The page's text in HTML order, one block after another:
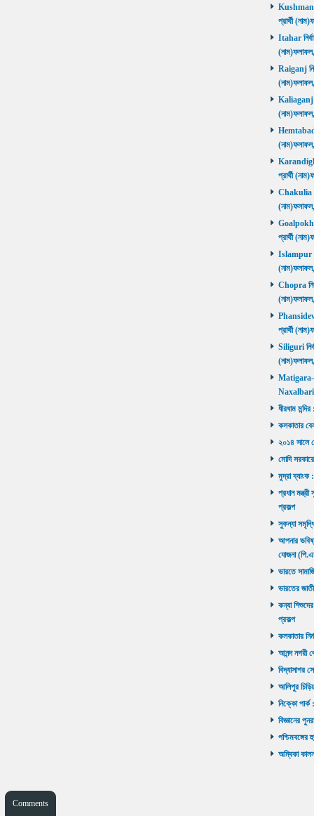
প্রার্থী
Itahar
Raiganj
Kaliaganj
Hemtabad
Karandighi
প্রার্থী
Chakulia
প্রার্থী
Islampur
Chopra
প্রার্থী
Siliguri
Matigara-
Naxalbari
ধীরধাম
কলকাতার
২০১৪ সালে
মোদি
মুদ্রা ব্যাংক
প্রধান
প্রকল্প
সুকন্যা
আপনার
যোজনা
ভারতে
ভারতের
কন্যা
প্রকল্প
কলকাতার
আনন্দ নগরী
বিদ্যাসাগর
আলিপুর
নিক্কো পার্ক
বিজ্ঞানের
পশ্চিমবঙ্গের
অম্বিকা
Comments